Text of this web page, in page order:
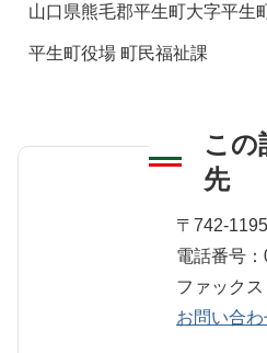
山口県熊毛郡平生町大字平生
平生町役場 町民福祉課
この
先
町民福祉課
〒742-
電話番号
ファック
お問い合